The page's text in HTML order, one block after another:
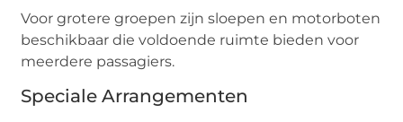
Voor grotere groepen zijn sloepen en motorboten
beschikbaar die voldoende ruimte bieden voor
meerdere passagiers.
Speciale Arrangementen